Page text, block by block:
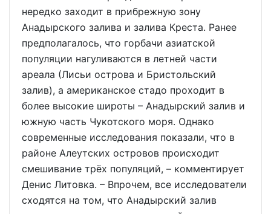
нередко заходит в прибрежную зону
Анадырского залива и залива Креста. Ранее
предполагалось, что горбачи азиатской
популяции нагуливаются в летней части
ареала (Лисьи острова и Бристольский
залив), а американское стадо проходит в
более высокие широты – Анадырский залив и
южную часть Чукотского моря. Однако
современные исследования показали, что в
районе Алеутских островов происходит
смешивание трёх популяций, – комментирует
Денис Литовка. – Впрочем, все исследователи
сходятся на том, что Анадырский залив